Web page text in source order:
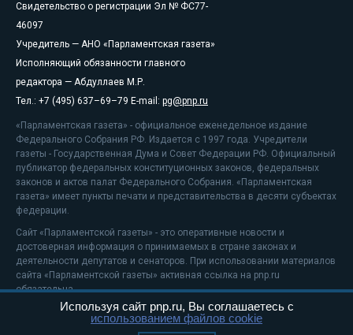
Свидетельство о регистрации Эл № ФС77-
46097
Учредитель — АНО «Парламентская газета»
Исполняющий обязанности главного
редактора — Абдуллаев М.Р.
Тел.: +7 (495) 637–69–79 E-mail: pg@pnp.ru
«Парламентская газета» - официальное еженедельное издание
Федерального Собрания РФ. Издается с 1997 года. Учредители
газеты - Государственная Дума и Совет Федерации РФ. Официальный
публикатор федеральных конституционных законов, федеральных
законов и актов палат Федерального Собрания. «Парламентская
газета» имеет пункты печати и представительства в десяти субъектах
федерации.
Сайт «Парламентской газеты» - это оперативные новости и
достоверная информация о принимаемых в стране законах и
деятельности депутатов и сенаторов. При использовании материалов
сайта «Парламентской газеты» активная ссылка на pnp.ru
обязательна.
На информационном ресурсе применяютсярекомендательные
Используя сайт pnp.ru, Вы соглашаетесь с
использованием файлов cookie